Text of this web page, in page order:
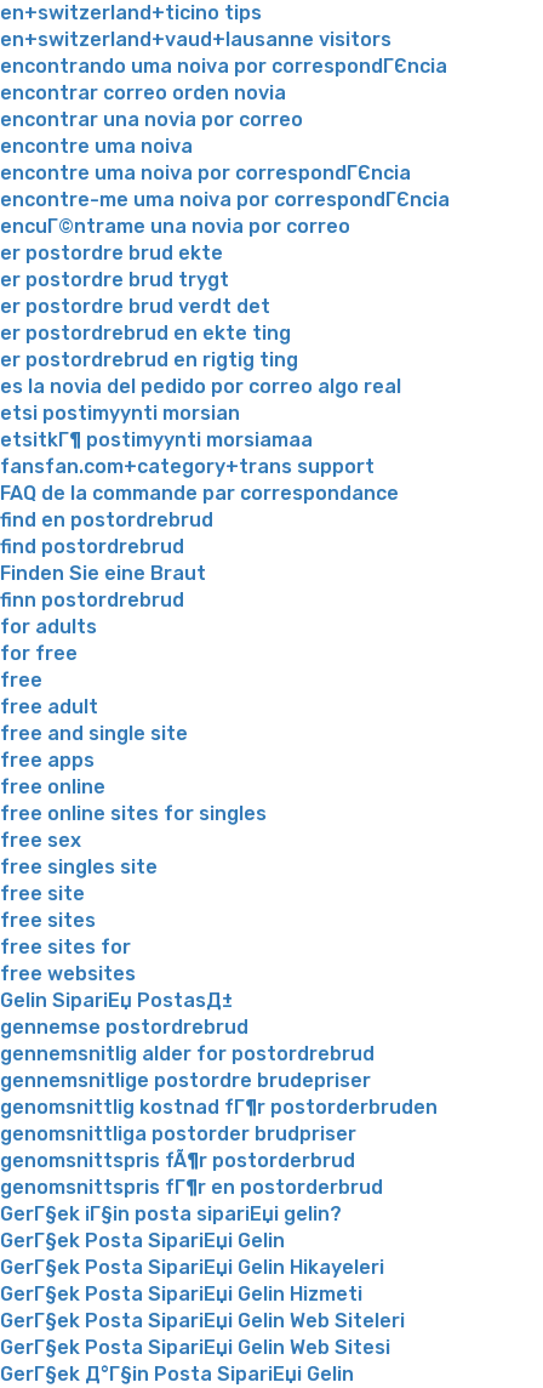
en+switzerland+ticino tips
en+switzerland+vaud+lausanne visitors
encontrando uma noiva por correspondГЄncia
encontrar correo orden novia
encontrar una novia por correo
encontre uma noiva
encontre uma noiva por correspondГЄncia
encontre-me uma noiva por correspondГЄncia
encuГ©ntrame una novia por correo
er postordre brud ekte
er postordre brud trygt
er postordre brud verdt det
er postordrebrud en ekte ting
er postordrebrud en rigtig ting
es la novia del pedido por correo algo real
etsi postimyynti morsian
etsitkГ¶ postimyynti morsiamaa
fansfan.com+category+trans support
FAQ de la commande par correspondance
find en postordrebrud
find postordrebrud
Finden Sie eine Braut
finn postordrebrud
for adults
for free
free
free adult
free and single site
free apps
free online
free online sites for singles
free sex
free singles site
free site
free sites
free sites for
free websites
Gelin SipariЕџ PostasД±
gennemse postordrebrud
gennemsnitlig alder for postordrebrud
gennemsnitlige postordre brudepriser
genomsnittlig kostnad fГ¶r postorderbruden
genomsnittliga postorder brudpriser
genomsnittspris fÃ¶r postorderbrud
genomsnittspris fГ¶r en postorderbrud
GerГ§ek iГ§in posta sipariЕџi gelin?
GerГ§ek Posta SipariЕџi Gelin
GerГ§ek Posta SipariЕџi Gelin Hikayeleri
GerГ§ek Posta SipariЕџi Gelin Hizmeti
GerГ§ek Posta SipariЕџi Gelin Web Siteleri
GerГ§ek Posta SipariЕџi Gelin Web Sitesi
GerГ§ek Д°Г§in Posta SipariЕџi Gelin